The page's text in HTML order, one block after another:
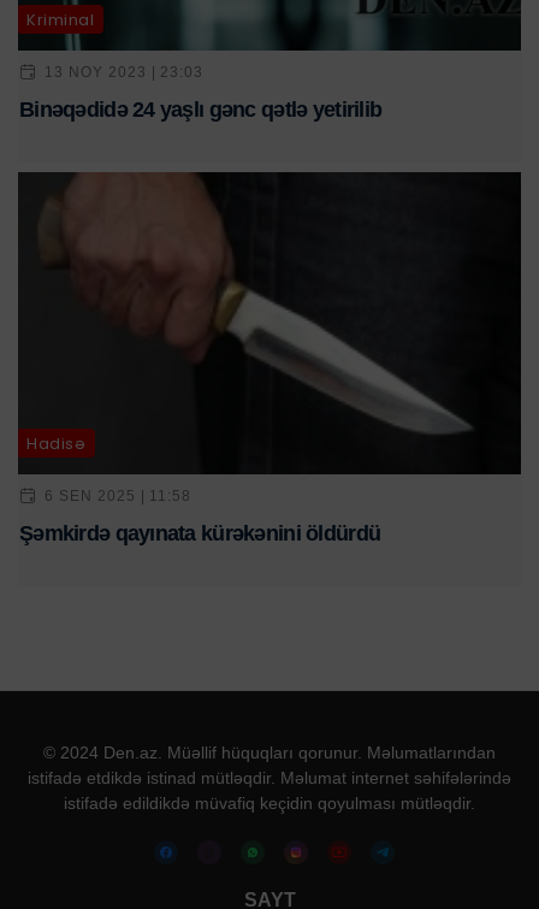
Kriminal
13 NOY 2023 | 23:03
Binəqədidə 24 yaşlı gənc qətlə yetirilib
Hadisə
6 SEN 2025 | 11:58
Şəmkirdə qayınata kürəkənini öldürdü
© 2024 Den.az. Müəllif hüquqları qorunur. Məlumatlarından
istifadə etdikdə istinad mütləqdir. Məlumat internet səhifələrində
istifadə edildikdə müvafiq keçidin qoyulması mütləqdir.
SAYT